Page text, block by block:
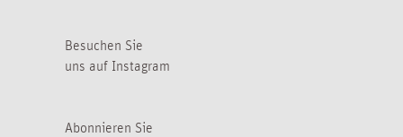
Besuchen Sie
uns auf Instagram
Abonnieren Sie